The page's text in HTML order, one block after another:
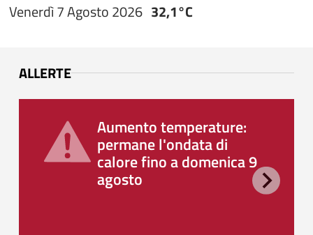
Venerdì 7 Agosto 2026 32,1°C
ALLERTE
Aumento temperature:
permane l'ondata di
calore fino a domenica 9
agosto